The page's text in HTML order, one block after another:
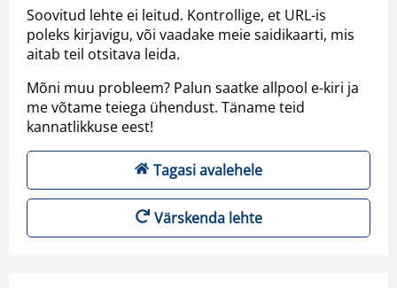
Soovitud lehte ei leitud. Kontrollige, et URL-is
poleks kirjavigu, või vaadake meie saidikaarti, mis
aitab teil otsitava leida.
Mõni muu probleem? Palun saatke allpool e-kiri ja
me võtame teiega ühendust. Täname teid
kannatlikkuse eest!
Tagasi avalehele
Värskenda lehte